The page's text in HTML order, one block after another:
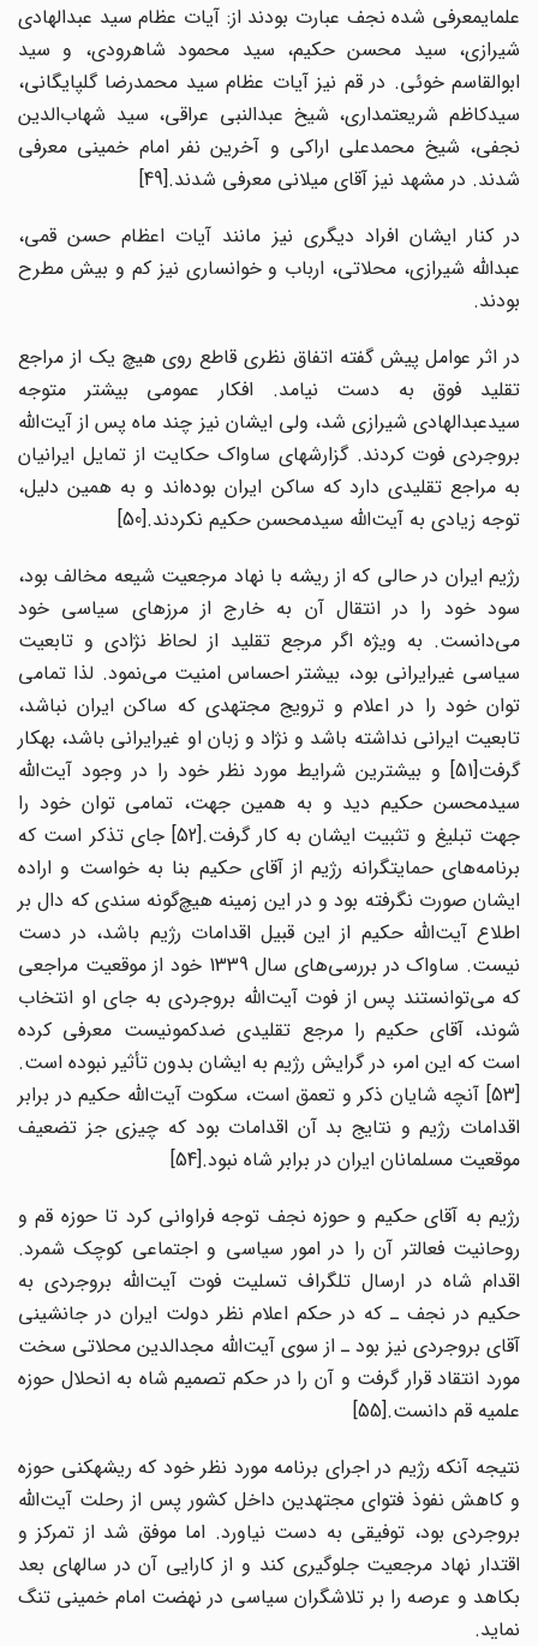
علمایمعرفی شده نجف عبارت بودند از: آیات عظام سید عبدالهادی
شیرازی، سید محسن حکیم، سید محمود شاهرودی، و سید
ابوالقاسم خوئی. در قم نیز آیات عظام سید محمدرضا گلپایگانی،
سیدکاظم شریعتمداری، شیخ عبدالنبی عراقی، سید شهاب‌الدین
نجفی، شیخ محمدعلی اراکی و آخرین نفر امام خمینی معرفی
شدند. در مشهد نیز آقای میلانی معرفی شدند.[49]
در کنار ایشان افراد دیگری نیز مانند آیات اعظام حسن قمی،
عبدالله شیرازی، محلاتی، ارباب و خوانساری نیز کم ‌و بیش مطرح
بودند.
در اثر عوامل پیش گفته اتفاق نظری قاطع روی هیچ یک از مراجع
تقلید فوق به دست نیامد. افکار عمومی بیشتر متوجه
سیدعبدالهادی شیرازی شد، ولی ایشان نیز چند ماه پس از آیت‌الله
بروجردی فوت کردند. گزارشهای ساواک حکایت از تمایل ایرانیان
به مراجع تقلیدی دارد که ساکن ایران بوده‌اند و به همین دلیل،
توجه زیادی به آیت‌الله سیدمحسن حکیم نکردند.[50]
رژیم ایران در حالی که از ریشه با نهاد مرجعیت شیعه مخالف بود،
سود خود را در انتقال آن به خارج از مرزهای سیاسی خود
می‌دانست. به ویژه اگر مرجع تقلید از لحاظ نژادی و تابعیت
سیاسی غیرایرانی بود، بیشتر احساس امنیت می‌نمود. لذا تمامی
توان خود را در اعلام و ترویج مجتهدی که ساکن ایران نباشد،
تابعیت ایرانی نداشته باشد و نژاد و زبان او غیرایرانی باشد، به‎کار
گرفت[51] و بیشترین شرایط مورد نظر خود را در وجود آیت‌الله
سیدمحسن حکیم دید و به همین جهت، تمامی توان خود را
جهت تبلیغ و تثبیت ایشان به کار گرفت.[52] جای تذکر است که
برنامه‌های حمایتگرانه رژیم از آقای حکیم بنا به خواست و اراده
ایشان صورت نگرفته بود و در این زمینه هیچ‌گونه سندی که دال بر
اطلاع آیت‌الله حکیم از این قبیل اقدامات رژیم باشد، در دست
نیست. ساواک در بررسی‌های سال 1339 خود از موقعیت مراجعی
که می‌توانستند پس از فوت آیت‌الله بروجردی به جای او انتخاب
شوند، آقای حکیم را مرجع تقلیدی ضدکمونیست معرفی کرده
است که این امر، در گرایش رژیم به ایشان بدون تأثیر نبوده است.
[53] آنچه شایان ذکر و تعمق است، سکوت آیت‌الله حکیم در برابر
اقدامات رژیم و نتایج بد آن اقدامات بود که چیزی جز تضعیف
موقعیت مسلمانان ایران در برابر شاه نبود.[54]
رژیم به آقای حکیم و حوزه نجف توجه فراوانی کرد تا حوزه قم و
روحانیت فعال‎تر آن را در امور سیاسی و اجتماعی کوچک شمرد.
اقدام شاه در ارسال تلگراف تسلیت فوت آیت‌الله بروجردی به
حکیم در نجف ـ که در حکم اعلام نظر دولت ایران در جانشینی
آقای بروجردی نیز بود ـ از سوی آیت‌الله مجدالدین محلاتی سخت
مورد انتقاد قرار گرفت و آن را در حکم تصمیم شاه به انحلال حوزه
علمیه قم دانست.[55]
نتیجه آنکه رژیم در اجرای برنامه مورد نظر خود که ریشه‎کنی حوزه
و کاهش نفوذ فتوای مجتهدین داخل کشور پس از رحلت آیت‌الله
بروجردی بود، توفیقی به دست نیاورد. اما موفق شد از تمرکز و
اقتدار نهاد مرجعیت جلوگیری کند و از کارایی آن در سالهای بعد
بکاهد و عرصه را بر تلاشگران سیاسی در نهضت امام خمینی تنگ
نماید.